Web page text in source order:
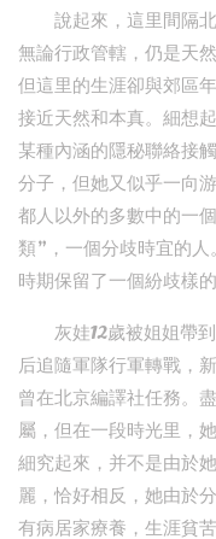
說起來，這里間隔
無論行政管轄，仍是天
但這里的生涯卻與郊區
接近天然和本真。細想
某種內涵的隱秘聯絡接
分子，但她又似乎一向
都人以外的多數中的一
類”，一個分歧時宜的
時期保留了一個紛歧樣的
灰娃12歲被姐姐帶
后追隨軍隊行軍轉戰，
曾在北京編譯社任務。
屬，但在一段時光里，
細究起來，并不是由於
麗，恰好相反，她由於
有病居家療養，生涯貧